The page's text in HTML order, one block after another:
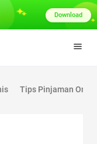
Tips Pinjaman
Download